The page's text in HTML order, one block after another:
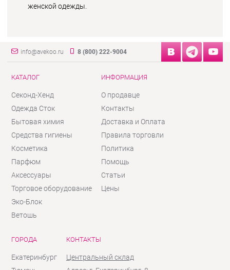
женской одежды.
info@avekoo.ru 8 (800) 222-9004
КАТАЛОГ
Секонд-Хенд
Одежда Сток
Бытовая химия
Средства гигиены
Косметика
Парфюм
Аксессуары
Торговое оборудование
Эко-Блок
Ветошь
ИНФОРМАЦИЯ
О продавце
Контакты
Доставка и Оплата
Правила торговли
Политика
Помощь
Статьи
Цены
ГОРОДА
Екатеринбург
КОНТАКТЫ
Центральный склад